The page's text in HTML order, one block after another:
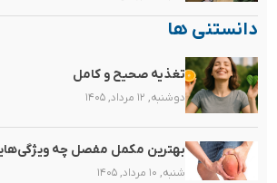
دانستنی ها
تغذیه صحیح و کامل
دوشنبه, ۱۲ مرداد, ۱۴۰۵
بهترین مکمل مفصل چه
شنبه, ۱۰ مرداد, ۱۴۰۵